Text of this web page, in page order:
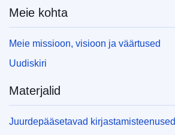
Meie kohta
Meie missioon, visioon ja väärtused
Uudiskiri
Materjalid
Juurdepääsetavad kirjastamisteenused